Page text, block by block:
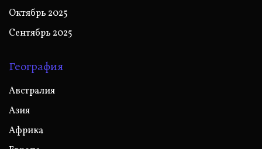
Октябрь 2025
Сентябрь 2025
География
Австралия
Азия
Африка